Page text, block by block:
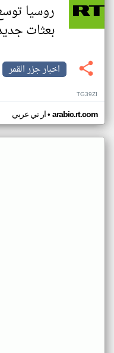
روسيا
بعثات جديدة في 4
اخبار جزر القمر
TG39ZI
ار تي عربي• arabic.rt.com